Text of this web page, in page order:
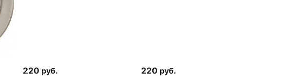
220 руб. 220 руб.